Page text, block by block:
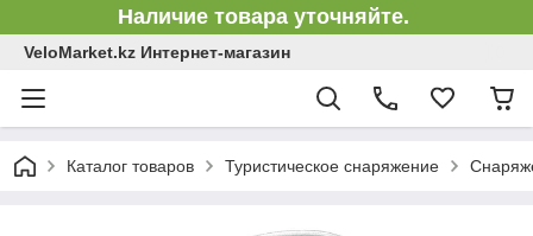
Наличие товара уточняйте.
VeloMarket.kz Интернет-магазин
Каталог товаров Туристическое снаряжение